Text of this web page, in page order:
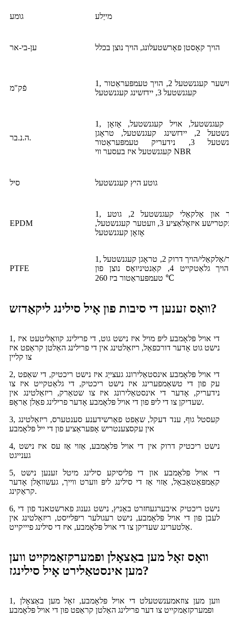
גומע מייַלע
ען-בי-אר הויך קאָסטן פאָרשטעלונג, הויך נוצן בכלל
פֿק"מ
1, כעמישער קעגנשטעל 2, הויך טעמפּעראַטור
קעגנשטעל 3, יידזשינג קעגנשטעל
ה.נ.בר.
1, היץ קעגנשטעל, אויל קעגנשטעל, אָזאָן
קעגנשטעל 2, יידזשינג קעגנשטעל, טראָגן
קעגנשטעל 3, נידעריק טעמפּעראַטור
קעגנשטעל איז בעסער ווי NBR
סיל גוטע היץ קעגנשטעל
EPDM
1, זויער און אַלקאַלי קעגנשטעל 2, גוטע
עלעקטרישע איזאָלאַציע 3, וועטער קעגנשטעל,
אָזאָן קעגנשטעל
PTFE
1, זויער/אַלקאַלי/הויך דרוק 2, טראָגן קעגנשטעל
3, הויך גלאַטקייט 4, קאַנטיניואַס נוצן פון
טעמפּעראַטור ביז 260 ℃
וואָס זענען די סיבות פון אָיל סילינג ליקאַדזש?
1, די אויל פּלאָמבע ליפּ מויל איז נישט גוט, די פרילינג קוואַליטעט איז
נישט גוט אָדער דורכפאַל, ריזאַלטינג אין די פרילינג האַלטן קראַפט איז
צו קליין
2, די אויל פּלאָמבע אינסטאַלירונג געצייַג איז נישט ריכטיק, די שאַפט
עק פון די טשאַמפערינג איז נישט ריכטיק, די גלאַטקייט איז צו
נידעריק, אָדער די אינסטאַלירונג איז צו שטאַרק, ריזאַלטינג אין
שעדיקן צו די ליפּ פון די אויל פּלאָמבע אָדער פרילינג פאַלן אַראָפּ.
3, קעסטל גוף, ענד דעקל, שאַפט פאַרשידענע סענטערס, ריזאַלטינג
אין עקסצענטריש אָפּעראַציע פון ​​די ייל פּלאָמבע
4, נישט ריכטיק דרוק אין די אויל פּלאָמבע, אַזוי אַז עס איז נישט
גענייגט
5, די אויל פּלאָמבע און די פליסיקע סילינג מיטל זענען נישט
קאַמפּאַטאַבאַל, אַזוי אַז די סילינג ליפּ ווערט ווייך, געשוואָלן אָדער
קראַקינג.
6, נישט ריכטיק איבערגעחזרט באַניץ, נישט גענוג פארשטאנד פון די
לעבן פון די אויל פּלאָמבע, נישט רעגולער ריפּלייסט, ריזאַלטינג אין
אַלטערינג שעדיקן צו די אויל פּלאָמבע, איז די סילינג פיייקייט.
וואָס זאָל מען באַצאָלן ופמערקזאַמקייט ווען
מען אינסטאַלירט אָיל סילינגז?
1, ווען מען צוזאמענשטעלט די אויל פּלאָמבע, זאָל מען באַצאָלן
ופמערקזאַמקייט צו דער פרילינג האַלטן קראַפט פון די אויל פּלאָמבע